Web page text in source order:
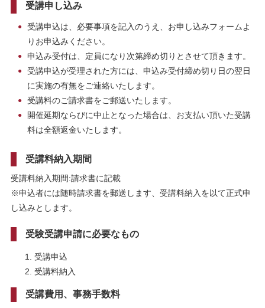
受講申し込み
受講申込は、必要事項を記入のうえ、お申し込みフォームよ
りお申込みください。
申込み受付は、定員になり次第締め切りとさせて頂きます。
受講申込が受理された方には、申込み受付締め切り日の翌日
に実施の有無をご連絡いたします。
受講料のご請求書をご郵送いたします。
開催延期ならびに中止となった場合は、お支払い頂いた受講
料は全額返金いたします。
受講料納入期間
受講料納入期間:請求書に記載
※申込者には随時請求書を郵送します、受講料納入を以て正式申
し込みとします。
受験受講申請に必要なもの
受講申込
受講料納入
受講費用、事務手数料